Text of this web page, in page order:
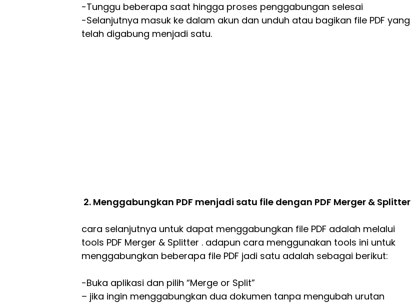
-Tunggu beberapa saat hingga proses penggabungan selesai
-Selanjutnya masuk ke dalam akun dan unduh atau bagikan file PDF yang
telah digabung menjadi satu.
2. Menggabungkan PDF menjadi satu file dengan PDF Merger & Splitter
cara selanjutnya untuk dapat menggabungkan file PDF adalah melalui
tools PDF Merger & Splitter . adapun cara menggunakan tools ini untuk
menggabungkan beberapa file PDF jadi satu adalah sebagai berikut:
-Buka aplikasi dan pilih “Merge or Split”
– jika ingin menggabungkan dua dokumen tanpa mengubah urutan